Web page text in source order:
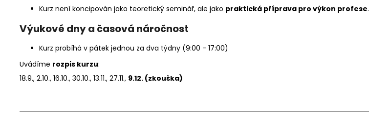
Kurz není koncipován jako teoretický seminář, ale jako praktická příprava pro výkon profese.
Výukové dny a časová náročnost
Kurz probíhá v pátek jednou za dva týdny (9:00 - 17:00)
Uvádíme rozpis kurzu:
18.9., 2.10., 16.10., 30.10., 13.11., 27.11., 9.12. (zkouška)